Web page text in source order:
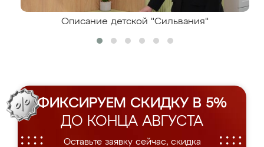
Описание детской "Сильвания"
ФИКСИРУЕМ СКИДКУ В 5%
ДО КОНЦА АВГУСТА
Оставьте заявку сейчас, скидка